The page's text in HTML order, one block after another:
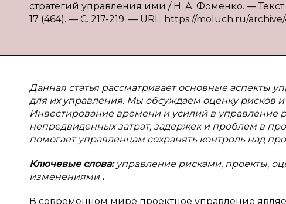
стратегий управления ими / Н. А. Фоменко. —
17 (464). — С. 217-219. — URL: https://moluch.ru/
Данная статья рассматривает основные аспекты
для их управления. Мы обсуждаем оценку рисков
Инвестирование времени и усилий в
непредвиденных затрат, задержек и проблем в
помогает управленцам сохранять контроль над
Ключевые слова: управление рисками, проекты,
изменениями .
В современном мире проектное управление